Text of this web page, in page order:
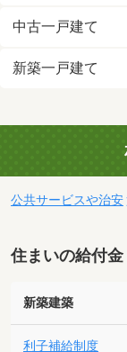
中古一戸建て
新築一戸建て
公共サービスや治安
住まいの給付金
新築建築
利子補給制度